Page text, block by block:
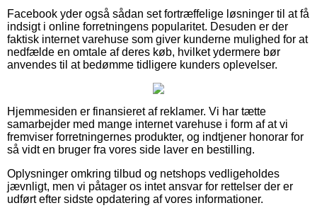
Facebook yder også sådan set fortræffelige løsninger til at få
indsigt i online forretningens popularitet. Desuden er der
faktisk internet varehuse som giver kunderne mulighed for at
nedfælde en omtale af deres køb, hvilket ydermere bør
anvendes til at bedømme tidligere kunders oplevelser.
Hjemmesiden er finansieret af reklamer. Vi har tætte
samarbejder med mange internet varehuse i form af at vi
fremviser forretningernes produkter, og indtjener honorar for
så vidt en bruger fra vores side laver en bestilling.
Oplysninger omkring tilbud og netshops vedligeholdes
jævnligt, men vi påtager os intet ansvar for rettelser der er
udført efter sidste opdatering af vores informationer.